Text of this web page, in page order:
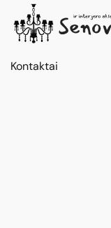
Kontaktai